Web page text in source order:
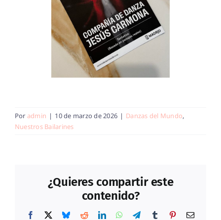
Por admin | 10 de marzo de 2026 | Danzas del Mundo,
Nuestros Bailarines
¿Quieres compartir este
contenido?
Facebook BlueskyRedditLinkedInWhatsApp
TelegramTumblr PinterestCorreo